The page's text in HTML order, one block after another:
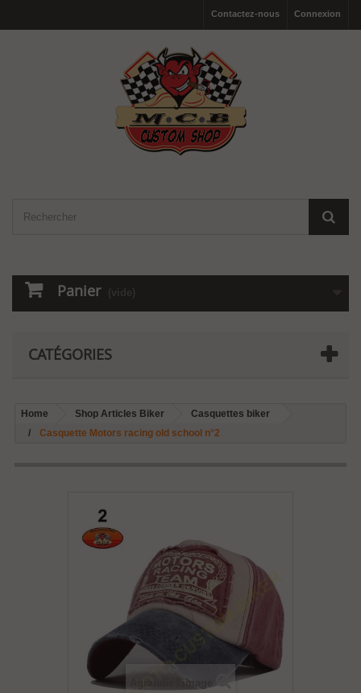
Connexion
Contactez-nous
Panier (vide)
CATÉGORIES
Home Shop Articles Biker
Casquettes biker
Casquette Motors racing old school n°2
Agrandir l'image